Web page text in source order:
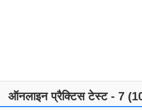
ऑनलाइन प्रैक्टिस टेस्ट - 7